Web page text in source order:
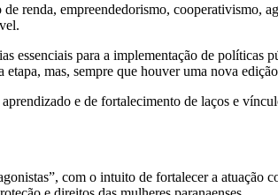
renda, empreendedorismo, cooperativismo,
essenciais para a implementação de políticas
mas, sempre que houver uma nova
e de fortalecimento de laços e
com o intuito de fortalecer a atuação